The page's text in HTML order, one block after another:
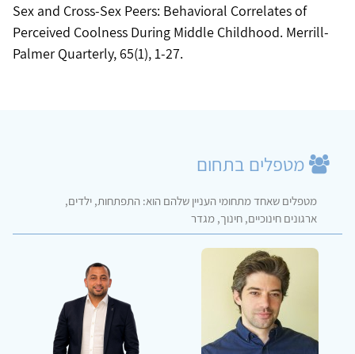
Sex and Cross-Sex Peers: Behavioral Correlates of
Perceived Coolness During Middle Childhood. Merrill-
Palmer Quarterly, 65(1), 1-27.
מטפלים בתחום
מטפלים שאחד מתחומי העניין שלהם הוא: התפתחות, ילדים,
ארגונים חינוכיים, חינוך, מגדר